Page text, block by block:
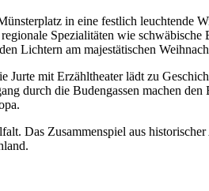
in eine festlich leuchtende
Spezialitäten wie
Lichtern am majestätischen
mit Erzähltheater lädt zu
durch die Budengassen machen
Das Zusammenspiel aus